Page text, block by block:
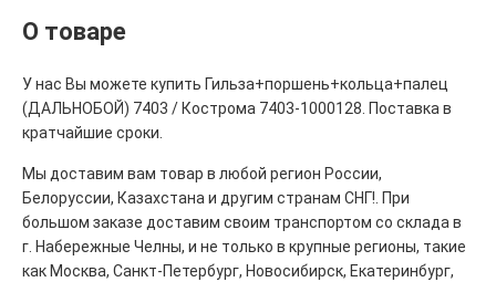
О товаре
У нас Вы можете купить Гильза+поршень+кольца+палец
(ДАЛЬНОБОЙ) 7403 / Кострома 7403-1000128. Поставка в
кратчайшие сроки.
Мы доставим вам товар в любой регион России,
Белоруссии, Казахстана и другим странам СНГ!. При
большом заказе доставим своим транспортом со склада в
г. Набережные Челны, и не только в крупные регионы, такие
как Москва, Санкт-Петербург, Новосибирск, Екатеринбург,